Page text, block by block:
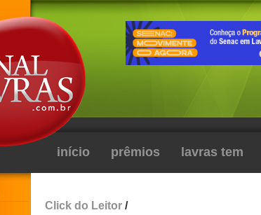
início prêmios lavras tem
Click do Leitor /